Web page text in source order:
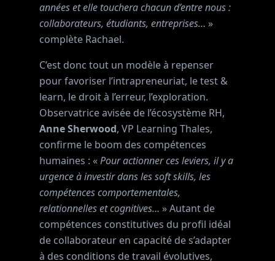
années et elle touchera chacun d’entre nous :
collaborateurs, étudiants, entreprises… »
complète Rachael.
C’est donc tout un modèle à repenser
pour favoriser l’intrapreneuriat, le test &
learn, le droit à l’erreur, l’exploration.
Observatrice avisée de l’écosystème RH,
Anne Sherwood, VP Learning Thales,
confirme le boom des compétences
humaines : «Pour actionner ces leviers, il y a
urgence à investir dans les soft skills, les
compétences comportementales,
relationnelles et cognitives… » Autant de
compétences constitutives du profil idéal
de collaborateur en capacité de s’adapter
à des conditions de travail évolutives,